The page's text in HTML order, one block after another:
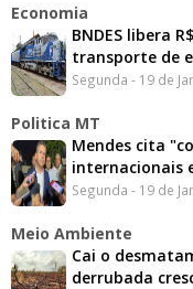
Economia
BNDES libera
transporte de
Segunda - 19 de
Politica MT
Mendes cita
internacionais
Segunda - 19 de
Meio Ambiente
Cai o
derrubada